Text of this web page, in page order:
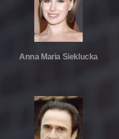
Anna Maria Sieklucka